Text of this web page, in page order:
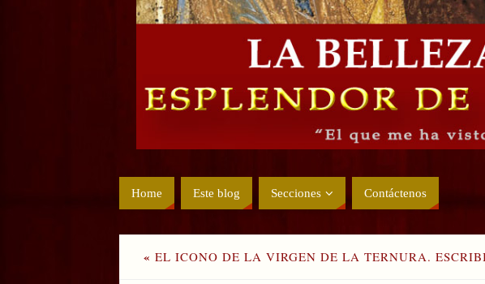
Home Este blog Secciones Contáctenos
« EL ICONO DE LA VIRGEN DE LA TERNURA.